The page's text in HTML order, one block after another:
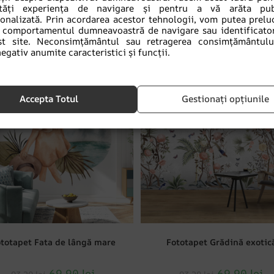
experiența de navigare și pentru a vă arăta
Prin acordarea acestor tehnologii, vom putea
comportamentul dumneavoastră de navigare sau
site. Neconsimțământul sau retragerea
anumite caracteristici și funcții.
Accepta Totul Gestionați opțiunile
Produse similare
Fata de lângă mare Fototapet Grădină